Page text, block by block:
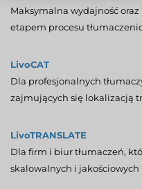
Maksymalna wydajność
etapem procesu
LivoCAT
Dla profesjonalnych
zajmujących się lokalizacją
LivoTRANSLATE
Dla firm i biur tłumaczeń,
skalowalnych i jakościowych